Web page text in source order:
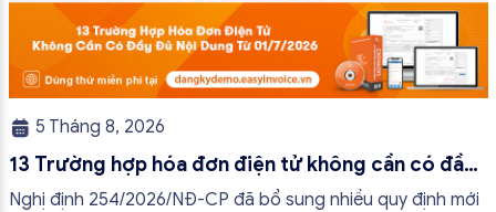
5 Tháng 8, 2026
13 Trường hợp hóa đơn điện tử không cần có đầy
đủ nội dung từ 01/7/2026
Nghị định 254/2026/NĐ-CP đã bổ sung nhiều quy định mới